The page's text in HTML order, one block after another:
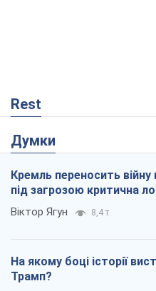
Rest
Думки
Кремль переносить
під загрозою критична
Віктор Ягун 8,4 т.
На якому боці історії
Трамп?